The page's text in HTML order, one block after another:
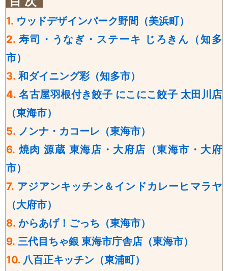
1. ウッドデザインパーク野間（美浜町）
2. 寿司・うなぎ・ステーキ じろきん（知多
市）
3. 和ダイニング彩（知多市）
4.名古屋羽根付き餃子 にこにこ餃子 太田川店
（東海市）
5. ノンナ・カコーレ（東海市）
6. 焼肉 源蔵 東海店・大府店（東海市・大府
市）
7. アジアンキッチン＆インドカレーヒマラヤ
（大府市）
8. からあげ！ごっち（東海市）
9. 三代目ちゃ銀 東海市庁舎店（東海市）
10. 八百正キッチン （東浦町）